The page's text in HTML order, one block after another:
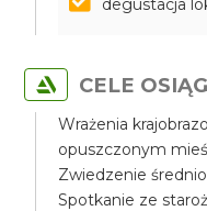
degustacja
CELE
Wrażenia
opuszczonym
Zwiedzenie
Spotkanie ze